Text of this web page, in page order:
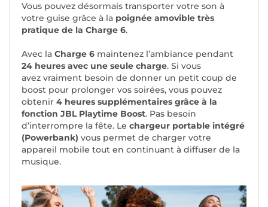
Vous pouvez désormais transporter votre son à
votre guise grâce à la poignée amovible très
pratique de la Charge 6.
Avec la Charge 6 maintenez l’ambiance pendant
24 heures avec une seule charge. Si vous
avez vraiment besoin de donner un petit coup de
boost pour prolonger vos soirées, vous pouvez
obtenir 4 heures supplémentaires grâce à la
fonction JBL Playtime Boost. Pas besoin
d’interrompre la fête. Le chargeur portable intégré
(Powerbank) vous permet de charger votre
appareil mobile tout en continuant à diffuser de la
musique.